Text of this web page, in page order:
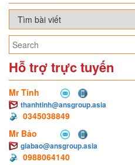
Hỗ trợ trực tuyến
Mr Tính
thanhtinh@ansgroup.asia
0345038849
Mr Bảo
giabao@ansgroup.asia
0988064140